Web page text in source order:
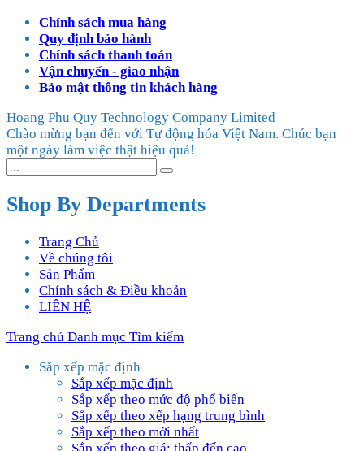
Chính sách mua hàng
Quy định bảo hành
Chính sách thanh toán
Vận chuyển - giao nhận
Bảo mật thông tin khách hàng
Hoang Phu Quy Technology Company Limited
Chào mừng bạn đến với Tự động hóa Việt Nam. Chúc bạn
một ngày làm việc thật hiệu quả!
Shop By Departments
Trang Chủ
Về chúng tôi
Sản Phẩm
Chính sách & Điều khoản
LIÊN HỆ
Trang chủ Danh mục Tìm kiếm
Sắp xếp mặc định
Sắp xếp mặc định
Sắp xếp theo mức độ phổ biến
Sắp xếp theo xếp hạng trung bình
Sắp xếp theo mới nhất